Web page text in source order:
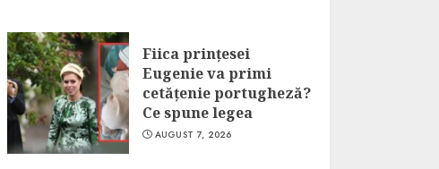
Fiica prințesei
Eugenie va primi
cetățenie portugheză?
Ce spune legea
AUGUST 7, 2026